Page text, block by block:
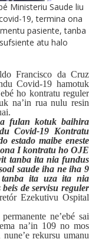
Ministeriu Saude liu
19, termina ona
pasiente, tanba
atu halo
Francisco da Cruz
Covid-19 hamotuk
ho kontratu reguler
na’in rua nulu resin
fulan kotuk baihira
Covid-19 Kontratu
estado maibe eneste
I kontratu ho OJE
tanba ita nia fundus
saude iha ne iha 9
tanba ita uza ita nia
de servisu reguler
Ezekutivu Ospital
ne’ebé sai
na’in 109 no mos
rekursu umanu